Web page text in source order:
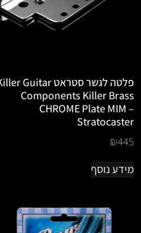
פלטה לגשר סטראט Killer Guitar
Components Killer Brass
CHROME Plate MIM –
Stratocaster
₪445
מידע נוסף